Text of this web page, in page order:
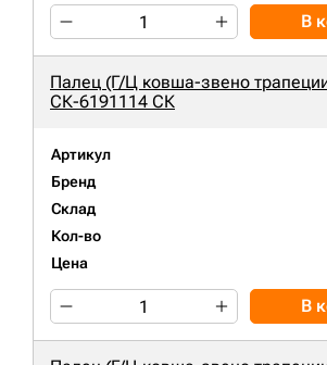
В
Палец (Г/Ц ковша-звено
СК-6191114 СК
Артикул
Бренд
Склад
Кол-во
Цена
В